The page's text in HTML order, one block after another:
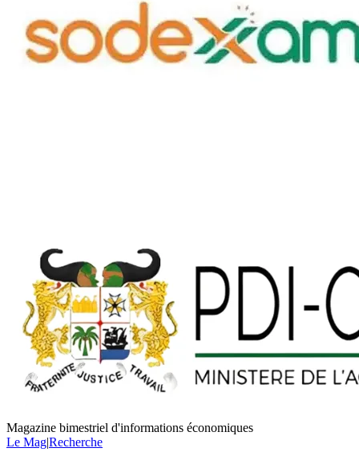
Magazine bimestriel d'informations économiques
Le Mag|Recherche